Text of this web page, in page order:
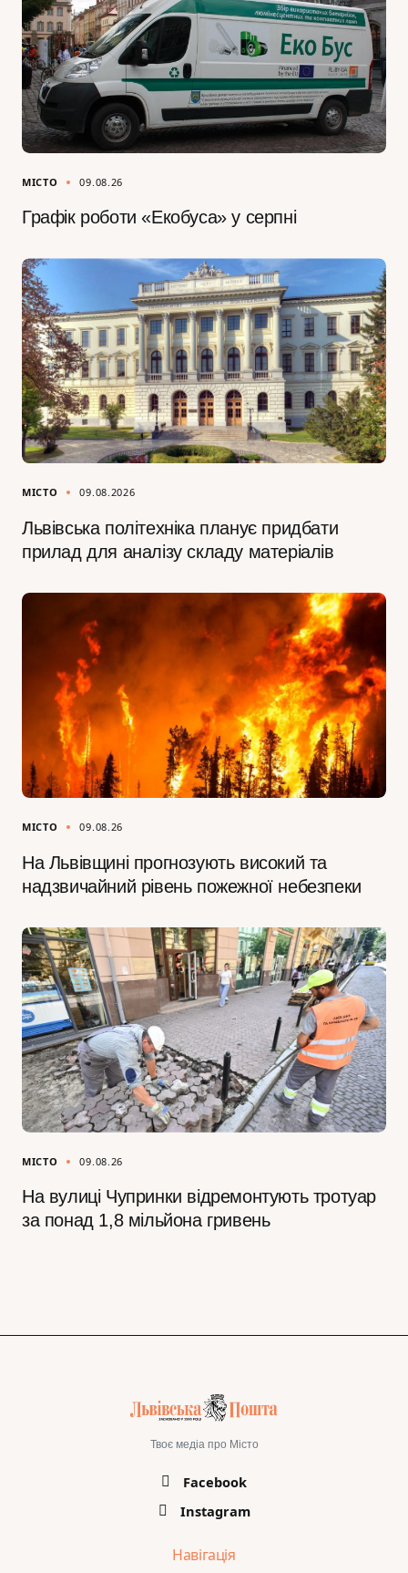
МІСТО 09.08.26
Графік роботи «Екобуса» у серпні
МІСТО 09.08.2026
Львівська політехніка планує придбати
прилад для аналізу складу матеріалів
МІСТО 09.08.26
На Львівщині прогнозують високий та
надзвичайний рівень пожежної небезпеки
МІСТО 09.08.26
На вулиці Чупринки відремонтують тротуар
за понад 1,8 мільйона гривень
Твоє медіа про Місто
Facebook
Instagram
Навігація